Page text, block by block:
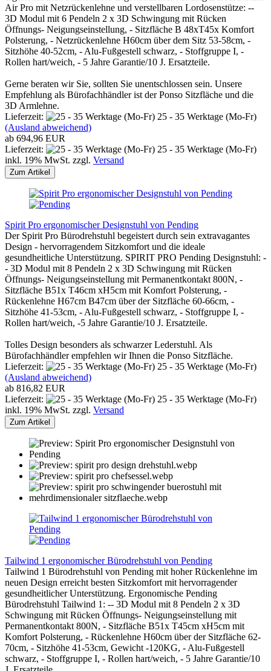
Air Pro mit Netzrückenlehne und verstellbaren Lordosenstütze: --
3D Modul mit 6 Pendeln 2 x 3D Schwingung mit Rücken
Öffnungs- Neigungseinstellung, - Sitzfläche B 48xT45x Komfort
Polsterung, - Netzrückenlehne H60cm über dem Sitz 53-58cm, -
Sitzhöhe 40-52cm, - Alu-Fußgestell schwarz, - Stoffgruppe I, -
Rollen hart/weich, - 5 Jahre Garantie/10 J. Ersatzteile.
Gerne beraten wir Sie, sollten Sie unentschlossen sein. Unsere
Empfehlung als Bürofachhändler ist der Ponso Sitzfläche und die
3D Armlehne.
Lieferzeit:
25 - 35 Werktage (Mo-Fr)
(Ausland abweichend)
ab 694,96 EUR
Lieferzeit:
25 - 35 Werktage (Mo-Fr)
inkl. 19% MwSt. zzgl. Versand
Zum Artikel
Spirit Pro ergonomischer Designstuhl von Pending
Der Spirit Pro Bürodrehstuhl begeistert durch sein extravagantes
Design - hervorragendem Sitzkomfort und die ideale
gesundheitliche Unterstützung. SPIRIT PRO Pending Designstuhl: -
- 3D Modul mit 8 Pendeln 2 x 3D Schwingung mit Rücken
Öffnungs- Neigungseinstellung mit Permanentkontakt 800N, -
Sitzfläche B51x T46cm xH5cm mit Komfort Polsterung, -
Rückenlehne H67cm B47cm über der Sitzfläche 60-66cm, -
Sitzhöhe 41-53cm, - Alu-Fußgestell schwarz, - Stoffgruppe I, -
Rollen hart/weich, -5 Jahre Garantie/10 J. Ersatzteile.
Tolles Design besonders als schwarzer Lederstuhl. Als
Bürofachhändler empfehlen wir Ihnen die Ponso Sitzfläche.
Lieferzeit:
25 - 35 Werktage (Mo-Fr)
(Ausland abweichend)
ab 816,82 EUR
Lieferzeit:
25 - 35 Werktage (Mo-Fr)
inkl. 19% MwSt. zzgl. Versand
Zum Artikel
Tailwind 1 ergonomischer Bürodrehstuhl von Pending
Tailwind 1 Bürodrehstuhl von Pending mit hoher Rückenlehne im
neuen Design erreicht besten Sitzkomfort mit hervorragender
gesundheitlicher Unterstützung. Ergonomische Pending
Bürodrehstuhl Tailwind 1: -- 3D Modul mit 8 Pendeln 2 x 3D
Schwingung mit Rücken Öffnungs- Neigungseinstellung mit
Permanentkontakt 800N, - Sitzfläche B51x T45cm xH5cm mit
Komfort Polsterung, - Rückenlehne H60cm über der Sitzfläche 62-
70cm, - Sitzhöhe 41-53cm, Gewicht -120KG, - Alu-Fußgestell
schwarz, - Stoffgruppe I, - Rollen hart/weich, - 5 Jahre Garantie/10